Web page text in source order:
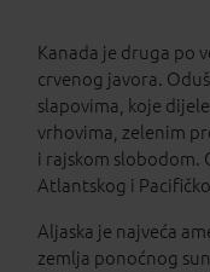
Kanada je druga po
crvenog javora.
slapovima, koje
vrhovima, zelenim
i rajskom slobodom.
Atlantskog i
Aljaska je najveća
zemlja ponoćnog